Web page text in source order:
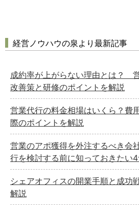
経営ノウハウの泉より最新記事
成約率が上がらない理由とは？
改善策と研修のポイントを解説
営業代行の料金相場はいくら？費
際のポイントを解説
営業のアポ獲得を外注するべき会
行を検討する前に知っておきたい
シェアオフィスの開業手順と成功
解説